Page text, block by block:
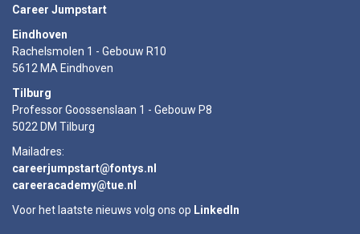
Career Jumpstart
Eindhoven
Rachelsmolen 1 - Gebouw R10
5612 MA Eindhoven
Tilburg
Professor Goossenslaan 1 - Gebouw P8
5022 DM Tilburg
Mailadres:
careerjumpstart@fontys.nl
careeracademy@tue.nl
Voor het laatste nieuws volg ons op LinkedIn